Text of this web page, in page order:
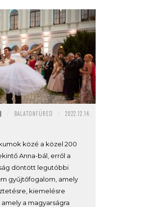
BALATONFÜRED 2022.12.14.
közé a közel 200
Anna-bál, erről a
döntött legutóbbi
gyűjtőfogalom, amely
kiemelésre
a magyarságra